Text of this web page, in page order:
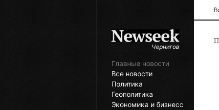
Чернигов
Главные новости
Все новости
Политика
Геополитика
Экономика и бизнесс